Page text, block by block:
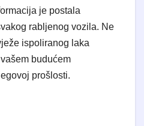
je postala
rabljenog vozila. Ne
ispoliranog laka
budućem
prošlosti.